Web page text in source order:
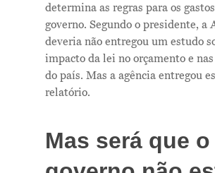
determina as regras para os
governo. Segundo o presidente, a
deveria não entregou um estudo
impacto da lei no orçamento e
do país. Mas a agência entregou
relatório.
Mas será que o